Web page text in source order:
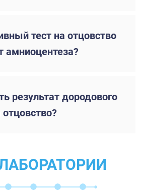
тест на отцовство
амниоцентеза?
результат дородового